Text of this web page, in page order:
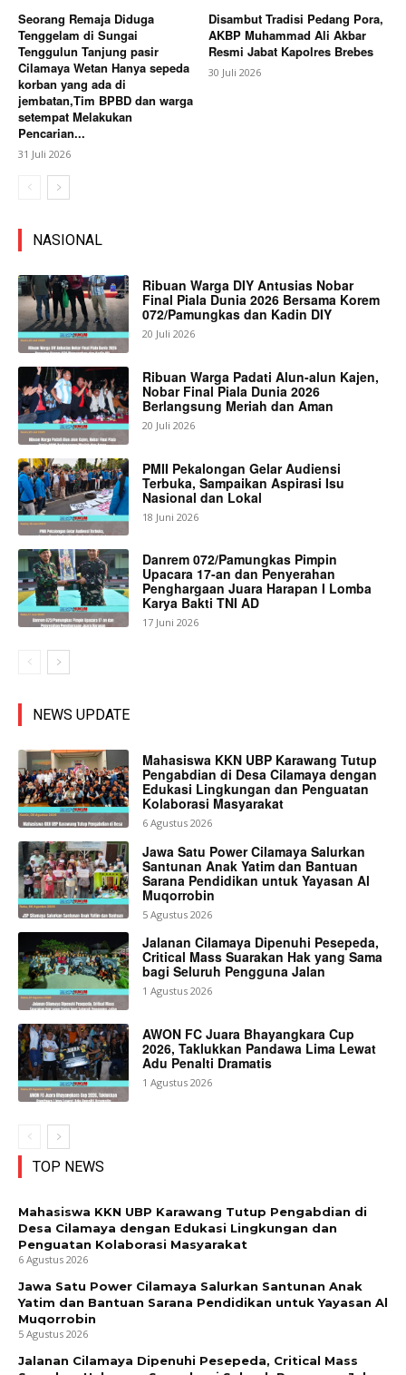
Seorang Remaja Diduga
Tenggelam di Sungai
Tenggulun Tanjung pasir
Cilamaya Wetan Hanya sepeda
korban yang ada di
jembatan,Tim BPBD dan warga
setempat Melakukan
Pencarian...
31 Juli 2026
Disambut Tradisi Pedang Pora,
AKBP Muhammad Ali Akbar
Resmi Jabat Kapolres Brebes
30 Juli 2026
NASIONAL
Ribuan Warga DIY Antusias Nobar
Final Piala Dunia 2026 Bersama Korem
072/Pamungkas dan Kadin DIY
20 Juli 2026
Ribuan Warga Padati Alun-alun Kajen,
Nobar Final Piala Dunia 2026
Berlangsung Meriah dan Aman
20 Juli 2026
PMII Pekalongan Gelar Audiensi
Terbuka, Sampaikan Aspirasi Isu
Nasional dan Lokal
18 Juni 2026
Danrem 072/Pamungkas Pimpin
Upacara 17-an dan Penyerahan
Penghargaan Juara Harapan I Lomba
Karya Bakti TNI AD
17 Juni 2026
NEWS UPDATE
Mahasiswa KKN UBP Karawang Tutup
Pengabdian di Desa Cilamaya dengan
Edukasi Lingkungan dan Penguatan
Kolaborasi Masyarakat
6 Agustus 2026
Jawa Satu Power Cilamaya Salurkan
Santunan Anak Yatim dan Bantuan
Sarana Pendidikan untuk Yayasan Al
Muqorrobin
5 Agustus 2026
Jalanan Cilamaya Dipenuhi Pesepeda,
Critical Mass Suarakan Hak yang Sama
bagi Seluruh Pengguna Jalan
1 Agustus 2026
AWON FC Juara Bhayangkara Cup
2026, Taklukkan Pandawa Lima Lewat
Adu Penalti Dramatis
1 Agustus 2026
TOP NEWS
Mahasiswa KKN UBP Karawang Tutup Pengabdian di
Desa Cilamaya dengan Edukasi Lingkungan dan
Penguatan Kolaborasi Masyarakat
6 Agustus 2026
Jawa Satu Power Cilamaya Salurkan Santunan Anak
Yatim dan Bantuan Sarana Pendidikan untuk Yayasan Al
Muqorrobin
5 Agustus 2026
Jalanan Cilamaya Dipenuhi Pesepeda, Critical Mass